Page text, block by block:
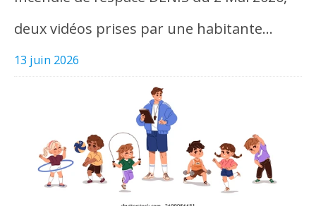
deux vidéos prises par une habitante…
13 juin 2026